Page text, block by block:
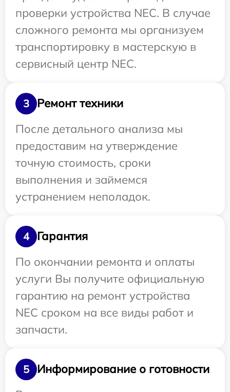
проверки устройства NEC. В случае
сложного ремонта мы организуем
транспортировку в мастерскую в
сервисный центр NEC.
3
Ремонт техники
После детального анализа мы
предоставим на утверждение
точную стоимость, сроки
выполнения и займемся
устранением неполадок.
4
Гарантия
По окончании ремонта и оплаты
услуги Вы получите официальную
гарантию на ремонт устройства
NEC сроком на все виды работ и
запчасти.
5
Информирование о готовности